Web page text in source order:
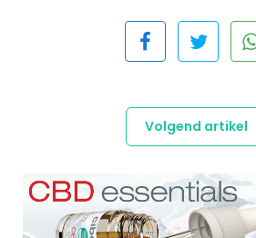
Volgend artikel